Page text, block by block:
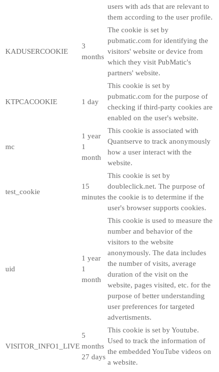
users with ads that are relevant to
them according to the user profile.
KADUSERCOOKIE
3
months
The cookie is set by
pubmatic.com for identifying the
visitors' website or device from
which they visit PubMatic's
partners' website.
KTPCACOOKIE 1 day
This cookie is set by
pubmatic.com for the purpose of
checking if third-party cookies are
enabled on the user's website.
mc
1 year
1
month
This cookie is associated with
Quantserve to track anonymously
how a user interact with the
website.
test_cookie
15
minutes
This cookie is set by
doubleclick.net. The purpose of
the cookie is to determine if the
user's browser supports cookies.
uid
1 year
1
month
This cookie is used to measure the
number and behavior of the
visitors to the website
anonymously. The data includes
the number of visits, average
duration of the visit on the
website, pages visited, etc. for the
purpose of better understanding
user preferences for targeted
advertisments.
VISITOR_INFO1_LIVE
5
months
27 days
This cookie is set by Youtube.
Used to track the information of
the embedded YouTube videos on
a website.